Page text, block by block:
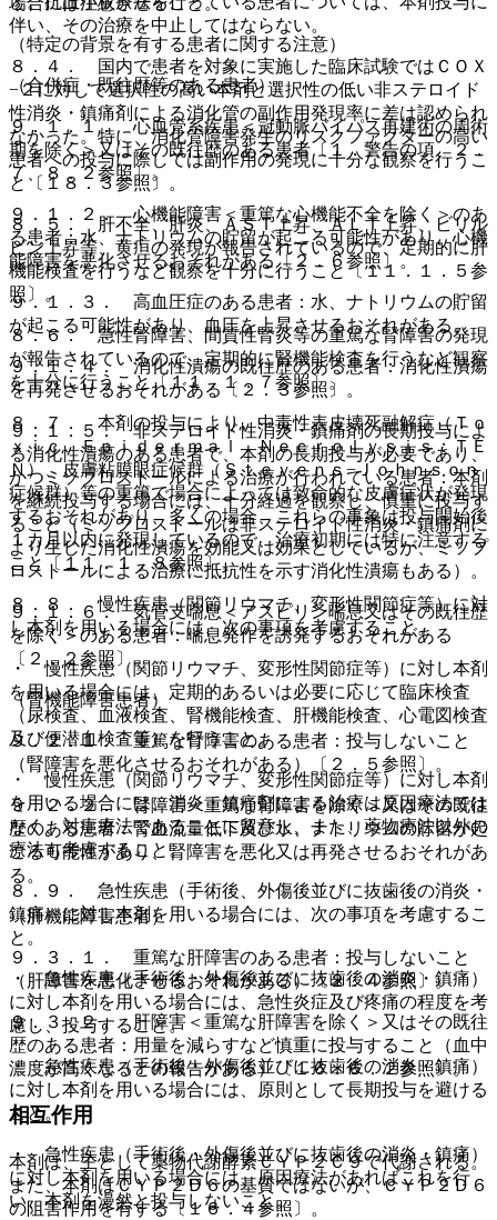
（特定の背景を有する患者に関する注意）
（合併症・既往歴等のある患者）
９．１．１． 心血管系疾患＜冠動脈バイパス再建術の周術
期を除く＞又はその既往歴のある患者〔１．警告の項、２．
７、８．２参照〕。
９．１．２． 心機能障害＜重篤な心機能不全を除く＞のあ
る患者：水、ナトリウムの貯留が起こる可能性があり、心機
能障害を悪化させるおそれがある〔２．６参照〕。
９．１．３． 高血圧症のある患者：水、ナトリウムの貯留
が起こる可能性があり、血圧を上昇させるおそれがある。
９．１．４． 消化性潰瘍の既往歴のある患者：消化性潰瘍
を再発させるおそれがある〔２．３参照〕。
９．１．５． 非ステロイド性消炎・鎮痛剤の長期投与によ
る消化性潰瘍のある患者で、本剤の長期投与が必要であり、
かつミソプロストールによる治療が行われている患者：本剤
を継続投与する場合には、十分経過を観察し、慎重に投与す
ること（ミソプロストールは非ステロイド性消炎・鎮痛剤に
より生じた消化性潰瘍を効能又は効果としているが、ミソプ
ロストールによる治療に抵抗性を示す消化性潰瘍もある）。
９．１．６． 気管支喘息＜アスピリン喘息又はその既往歴
を除く＞のある患者：喘息発作を誘発するおそれがある
〔２．２参照〕。
（腎機能障害患者）
９．２．１． 重篤な腎障害のある患者：投与しないこと
（腎障害を悪化させるおそれがある）〔２．５参照〕。
９．２．２． 腎障害＜重篤な腎障害を除く＞又はその既往
歴のある患者：腎血流量低下及び水、ナトリウムの貯留が起
こる可能性があり、腎障害を悪化又は再発させるおそれがあ
る。
（肝機能障害患者）
９．３．１． 重篤な肝障害のある患者：投与しないこと
（肝障害を悪化させるおそれがある）〔２．４参照〕。
９．３．２． 肝障害＜重篤な肝障害を除く＞又はその既往
歴のある患者：用量を減らすなど慎重に投与すること（血中
濃度が高くなるとの報告がある）〔１６．６．２参照〕。
相互作用
本剤は、主として薬物代謝酵素ＣＹＰ２Ｃ９で代謝される。
また、本剤はＣＹＰ２Ｄ６の基質ではないが、ＣＹＰ２Ｄ６
の阻害作用を有する〔１６．４参照〕。
伴い、その治療を中止してはならない。
８．４． 国内で患者を対象に実施した臨床試験ではＣＯＸ
−２に対して選択性の高い本剤と選択性の低い非ステロイド
性消炎・鎮痛剤による消化管の副作用発現率に差は認められ
なかった。特に、消化管障害発生のリスクファクターの高い
患者への投与に際しては副作用の発現に十分な観察を行うこ
と〔１８．３参照〕。
８．５． 肝不全、肝炎、ＡＳＴ上昇、ＡＬＴ上昇、ビリル
ビン上昇等、黄疸の発現が報告されているので、定期的に肝
機能検査を行うなど観察を十分に行うこと〔１１．１．５参
照〕。
８．６． 急性腎障害、間質性腎炎等の重篤な腎障害の発現
が報告されているので、定期的に腎機能検査を行うなど観察
を十分に行うこと〔１１．１．７参照〕。
８．７． 本剤の投与により、中毒性表皮壊死融解症（Ｔｏ
ｘｉｃ Ｅｐｉｄｅｒｍａｌ Ｎｅｃｒｏｌｙｓｉｓ：ＴＥ
Ｎ）、皮膚粘膜眼症候群（Ｓｔｅｖｅｎｓ−Ｊｏｈｎｓｏｎ
症候群）等の重篤で場合によっては致命的な皮膚症状が発現
するおそれがあり、多くの場合、これらの事象は投与開始後
１カ月以内に発現しているので、治療初期には特に注意する
こと〔１１．１．８参照〕。
８．８． 慢性疾患（関節リウマチ、変形性関節症等）に対
し本剤を用いる場合には、次の事項を考慮すること。
・ 慢性疾患（関節リウマチ、変形性関節症等）に対し本剤
を用いる場合には、定期的あるいは必要に応じて臨床検査
（尿検査、血液検査、腎機能検査、肝機能検査、心電図検査
及び便潜血検査等）を行うこと。
・ 慢性疾患（関節リウマチ、変形性関節症等）に対し本剤
を用いる場合には、消炎・鎮痛剤による治療は原因療法では
なく、対症療法であることに留意し、また、薬物療法以外の
療法も考慮すること。
８．９． 急性疾患（手術後、外傷後並びに抜歯後の消炎・
鎮痛）に対し本剤を用いる場合には、次の事項を考慮するこ
と。
・ 急性疾患（手術後・外傷後並びに抜歯後の消炎・鎮痛）
に対し本剤を用いる場合には、急性炎症及び疼痛の程度を考
慮し、投与すること。
・ 急性疾患（手術後・外傷後並びに抜歯後の消炎・鎮痛）
に対し本剤を用いる場合には、原則として長期投与を避ける
こと。
・ 急性疾患（手術後・外傷後並びに抜歯後の消炎・鎮痛）
に対し本剤を用いる場合には、原因療法があればこれを行
い、本剤を漫然と投与しないこと。